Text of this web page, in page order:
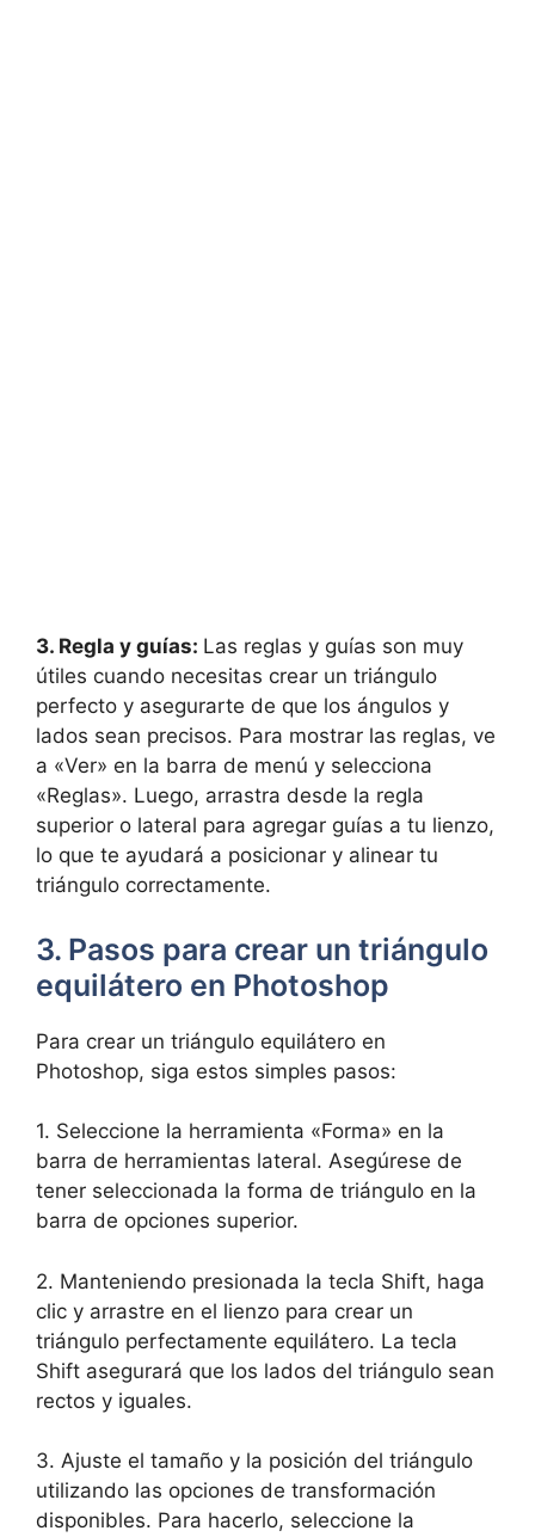
3. Regla y guías: Las reglas y guías son muy
útiles cuando necesitas crear un triángulo
perfecto y asegurarte de que los ángulos y
lados sean precisos. Para mostrar las reglas, ve
a «Ver» en la barra de menú y selecciona
«Reglas». Luego, arrastra desde la regla
superior o lateral para agregar guías a tu lienzo,
lo que te ayudará a posicionar y alinear tu
triángulo correctamente.
3. Pasos para crear un triángulo
equilátero en Photoshop
Para crear un triángulo equilátero en
Photoshop, siga estos simples pasos:
1. Seleccione la herramienta «Forma» en la
barra de herramientas lateral. Asegúrese de
tener seleccionada la forma de triángulo en la
barra de opciones superior.
2. Manteniendo presionada la tecla Shift, haga
clic y arrastre en el lienzo para crear un
triángulo perfectamente equilátero. La tecla
Shift asegurará que los lados del triángulo sean
rectos y iguales.
3. Ajuste el tamaño y la posición del triángulo
utilizando las opciones de transformación
disponibles. Para hacerlo, seleccione la